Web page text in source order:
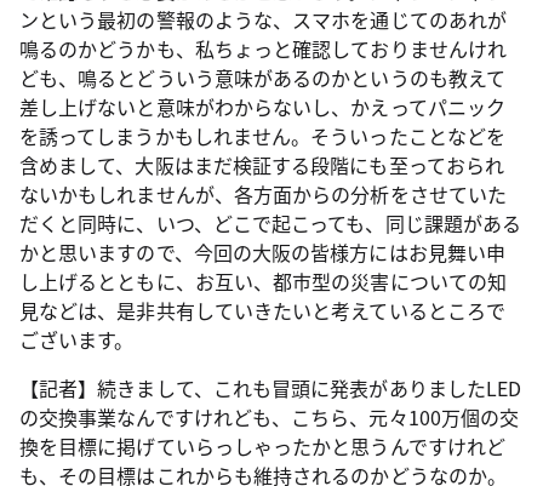
ンという最初の警報のような、スマホを通じてのあれが
鳴るのかどうかも、私ちょっと確認しておりませんけれ
ども、鳴るとどういう意味があるのかというのも教えて
差し上げないと意味がわからないし、かえってパニック
を誘ってしまうかもしれません。そういったことなどを
含めまして、大阪はまだ検証する段階にも至っておられ
ないかもしれませんが、各方面からの分析をさせていた
だくと同時に、いつ、どこで起こっても、同じ課題がある
かと思いますので、今回の大阪の皆様方にはお見舞い申
し上げるとともに、お互い、都市型の災害についての知
見などは、是非共有していきたいと考えているところで
ございます。
【記者】続きまして、これも冒頭に発表がありましたLED
の交換事業なんですけれども、こちら、元々100万個の交
換を目標に掲げていらっしゃったかと思うんですけれど
も、その目標はこれからも維持されるのかどうなのか。